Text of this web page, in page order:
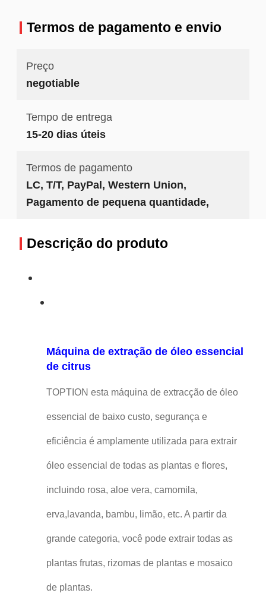
Termos de pagamento e envio
Preço
negotiable
Tempo de entrega
15-20 dias úteis
Termos de pagamento
LC, T/T, PayPal, Western Union,
Pagamento de pequena quantidade,
Descrição do produto
Máquina de extração de óleo essencial
de citrus
TOPTION esta máquina de extracção de óleo
essencial de baixo custo, segurança e
eficiência é amplamente utilizada para extrair
óleo essencial de todas as plantas e flores,
incluindo rosa, aloe vera, camomila,
erva,lavanda, bambu, limão, etc. A partir da
grande categoria, você pode extrair todas as
plantas frutas, rizomas de plantas e mosaico
de plantas.